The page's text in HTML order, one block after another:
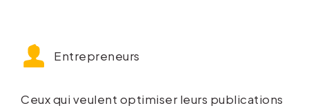
Entrepreneurs
Ceux qui veulent optimiser leurs publications